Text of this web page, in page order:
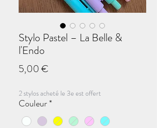
Stylo Pastel – La Belle &
l'Endo
5,00 €
2 stylos acheté le 3e est offert
Couleur*